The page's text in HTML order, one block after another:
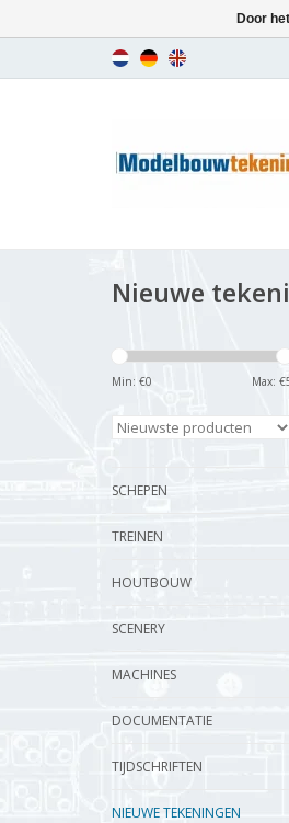
Nieuwe
Min: €0 Max: €
SCHEPEN
TREINEN
HOUTBOUW
SCENERY
MACHINES
DOCUMENTATIE
TIJDSCHRIFTEN
NIEUWE TEKENINGEN
Door